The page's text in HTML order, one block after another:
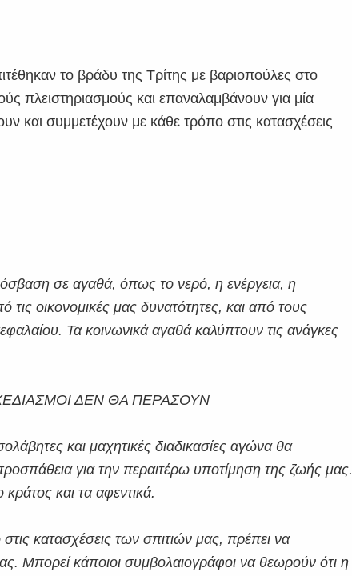
το βράδυ της Τρίτης με βαριοπούλες στο
πλειστηριασμούς και επαναλαμβάνουν για μία
και συμμετέχουν με κάθε τρόπο στις κατασχέσεις
σε αγαθά, όπως το νερό, η ενέργεια, η
οικονομικές μας δυνατότητες, και από τους
Τα κοινωνικά αγαθά καλύπτουν τις ανάγκες
ΔΕΝ ΘΑ ΠΕΡΑΣΟΥΝ
και μαχητικές διαδικασίες αγώνα θα
για την περαιτέρω υποτίμηση της ζωής μας.
κράτος και τα αφεντικά.
κατασχέσεις των σπιτιών μας, πρέπει να
Μπορεί κάποιοι συμβολαιογράφοι να θεωρούν ότι η